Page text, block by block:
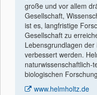
große und vor allem
Gesellschaft,
ist es, langfristige
Gesellschaft zu
Lebensgrundlagen
verbessert werden.
naturwissenschaftlich-
biologischen
www.helmholtz.de